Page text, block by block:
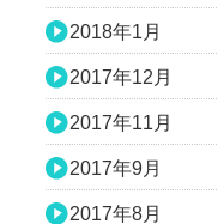
2018年1月
2017年12月
2017年11月
2017年9月
2017年8月